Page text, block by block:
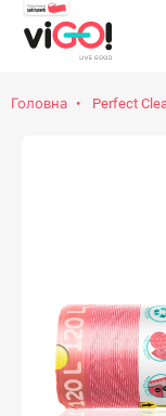
Головна Perfect